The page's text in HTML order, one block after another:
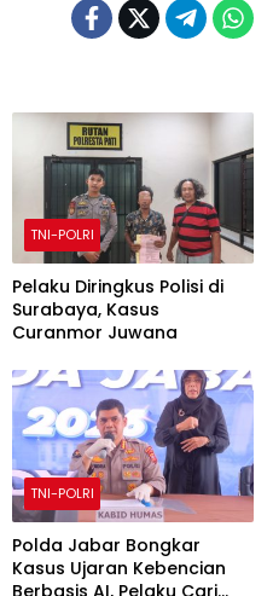
TNI-POLRI
Pelaku Diringkus Polisi di
Surabaya, Kasus
Curanmor Juwana
TNI-POLRI
Polda Jabar Bongkar
Kasus Ujaran Kebencian
Berbasis AI, Pelaku Cari